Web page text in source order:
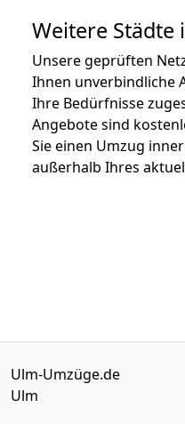
Weitere Städte
Unsere geprüften
Ihnen unverbindliche
Ihre Bedürfnisse
Angebote sind
Sie einen Umzug
außerhalb Ihres
Ulm-Umzüge.de
Ulm